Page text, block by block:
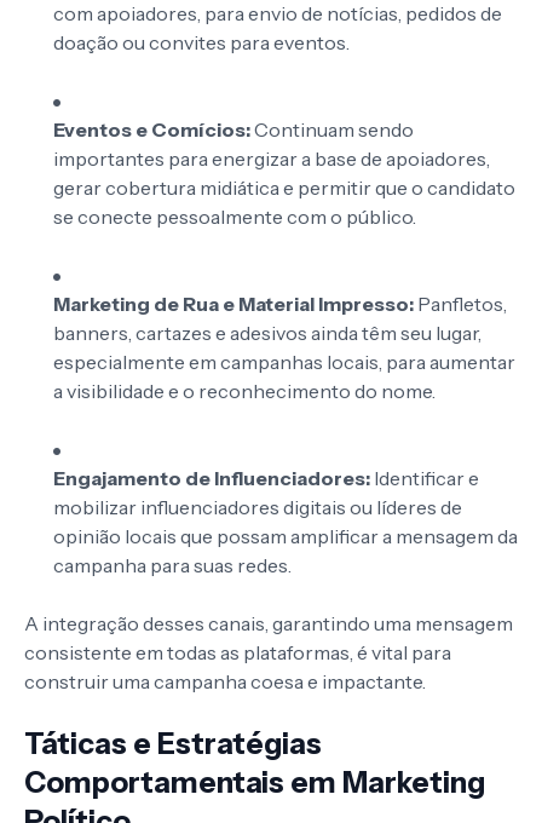
com apoiadores, para envio de notícias, pedidos de
doação ou convites para eventos.
Eventos e Comícios:Continuam sendo
importantes para energizar a base de apoiadores,
gerar cobertura midiática e permitir que o candidato
se conecte pessoalmente com o público.
Marketing de Rua e Material Impresso: Panfletos,
banners, cartazes e adesivos ainda têm seu lugar,
especialmente em campanhas locais, para aumentar
a visibilidade e o reconhecimento do nome.
Engajamento de Influenciadores: Identificar e
mobilizar influenciadores digitais ou líderes de
opinião locais que possam amplificar a mensagem da
campanha para suas redes.
A integração desses canais, garantindo uma mensagem
consistente em todas as plataformas, é vital para
construir uma campanha coesa e impactante.
Táticas e Estratégias
Comportamentais em Marketing